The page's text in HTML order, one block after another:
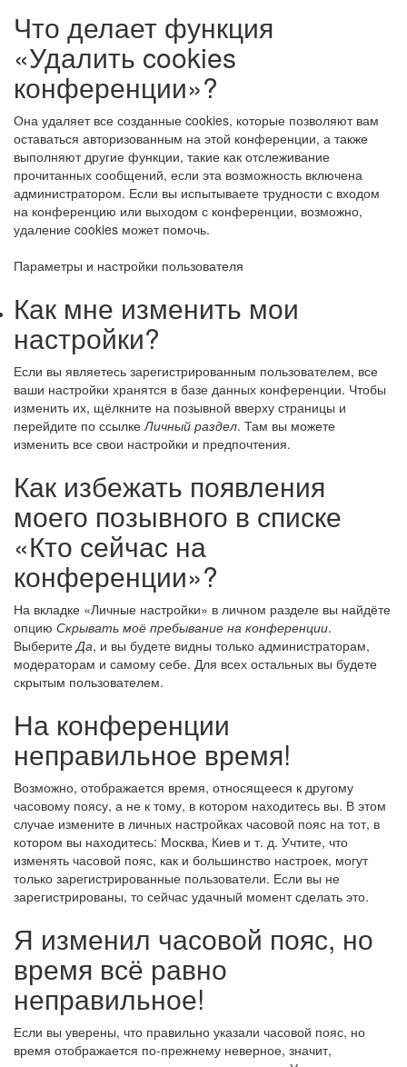
Что делает функция
«Удалить cookies
конференции»?
Она удаляет все созданные cookies, которые позволяют вам
оставаться авторизованным на этой конференции, а также
выполняют другие функции, такие как отслеживание
прочитанных сообщений, если эта возможность включена
администратором. Если вы испытываете трудности с входом
на конференцию или выходом с конференции, возможно,
удаление cookies может помочь.
Параметры и настройки пользователя
Как мне изменить мои
настройки?
Если вы являетесь зарегистрированным пользователем, все
ваши настройки хранятся в базе данных конференции. Чтобы
изменить их, щёлкните на позывной вверху страницы и
перейдите по ссылкеЛичный раздел. Там вы можете
изменить все свои настройки и предпочтения.
Как избежать появления
моего позывного в списке
«Кто сейчас на
конференции»?
На вкладке «Личные настройки» в личном разделе вы найдёте
опцию Скрывать моё пребывание на конференции.
ВыберитеДа, и вы будете видны только администраторам,
модераторам и самому себе. Для всех остальных вы будете
скрытым пользователем.
На конференции
неправильное время!
Возможно, отображается время, относящееся к другому
часовому поясу, а не к тому, в котором находитесь вы. В этом
случае измените в личных настройках часовой пояс на тот, в
котором вы находитесь: Москва, Киев и т. д. Учтите, что
изменять часовой пояс, как и большинство настроек, могут
только зарегистрированные пользователи. Если вы не
зарегистрированы, то сейчас удачный момент сделать это.
Я изменил часовой пояс, но
время всё равно
неправильное!
Если вы уверены, что правильно указали часовой пояс, но
время отображается по-прежнему неверное, значит,